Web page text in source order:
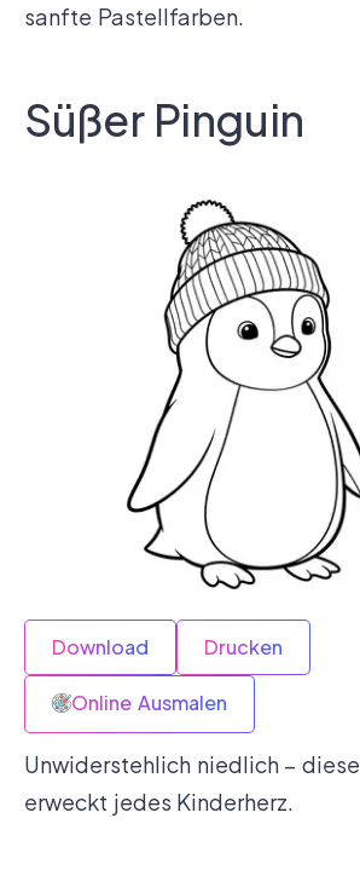
sanfte Pastellfarben.
Süßer Pinguin
Download Drucken
Online Ausmalen
Unwiderstehlich niedlich –
erweckt jedes Kinderherz.